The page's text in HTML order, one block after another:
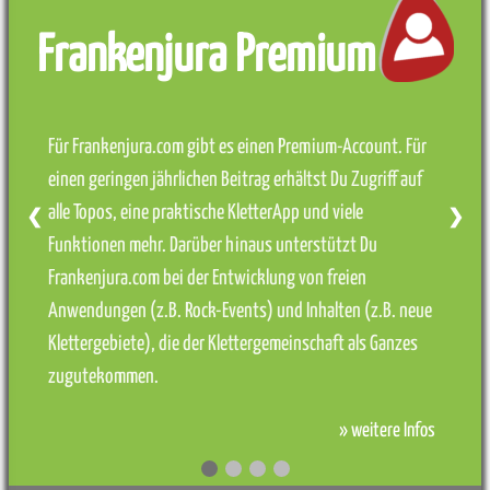
Frankenjura Premium
Für Frankenjura.com gibt es einen Premium-Account. Für
einen geringen jährlichen Beitrag erhältst Du Zugriff auf
alle Topos, eine praktische KletterApp und viele
Funktionen mehr. Darüber hinaus unterstützt Du
Frankenjura.com bei der Entwicklung von freien
Anwendungen (z.B. Rock-Events) und Inhalten (z.B. neue
Klettergebiete), die der Klettergemeinschaft als Ganzes
zugutekommen.
» weitere Infos
❮ ❯